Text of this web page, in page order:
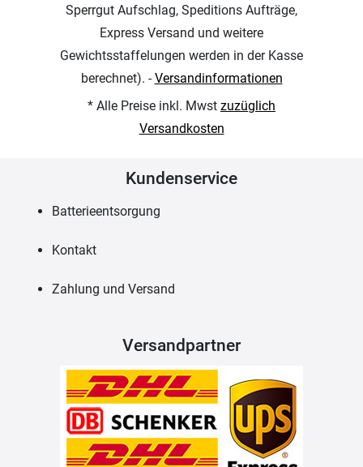
Sperrgut Aufschlag, Speditions Aufträge,
Express Versand und weitere
Gewichtsstaffelungen werden in der Kasse
berechnet). -Versandinformationen
* Alle Preise inkl. Mwst zuzüglich
Versandkosten
Kundenservice
Batterieentsorgung
Kontakt
Zahlung und Versand
Versandpartner